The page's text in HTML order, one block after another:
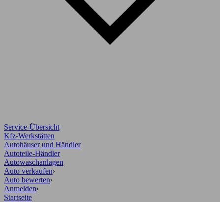
Service-Übersicht
Kfz-Werkstätten
Autohäuser und Händler
Autoteile-Händler
Autowaschanlagen
Auto verkaufen›
Auto bewerten›
Anmelden›
Startseite